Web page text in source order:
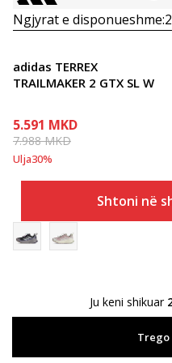
Ngjyrat e disponueshme:2
adidas TERREX
TRAILMAKER 2 GTX SL W
5.591 MKD
7.988MKD
Ulja30%
Shtoni në
Ju keni shikuar
Trego